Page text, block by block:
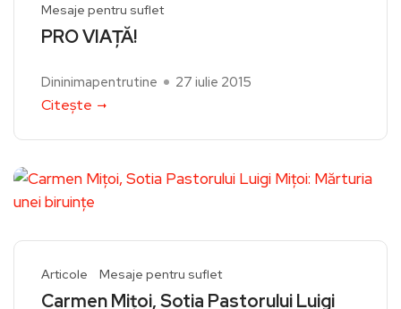
Mesaje pentru suflet
PRO VIAȚĂ!
Dininimapentrutine 27 iulie 2015
Citește
Articole Mesaje pentru suflet
Carmen Miţoi, Sotia Pastorului Luigi